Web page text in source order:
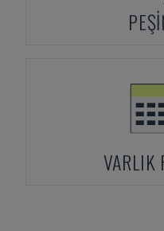
VARLIK